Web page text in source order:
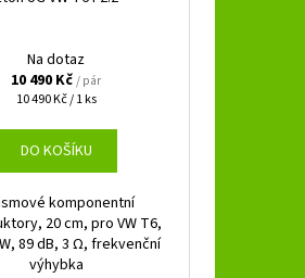
Na dotaz
10 490 Kč/ pár
Měrná
10 490 Kč / 1 ks
DO KOŠÍKU
komponentní
20 cm, pro VW T6,
89 dB, 3 Ω, frekvenční
výhybka